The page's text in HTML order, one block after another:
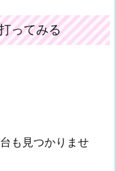
ってみる
も見つかりませ